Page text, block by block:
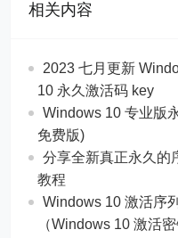
相关内容
2023 七月更新
10 永久激活码 key
Windows 10 专业版
免费版)
分享全新真正永久的
教程
Windows 10 激活序
（Windows 10 激活密